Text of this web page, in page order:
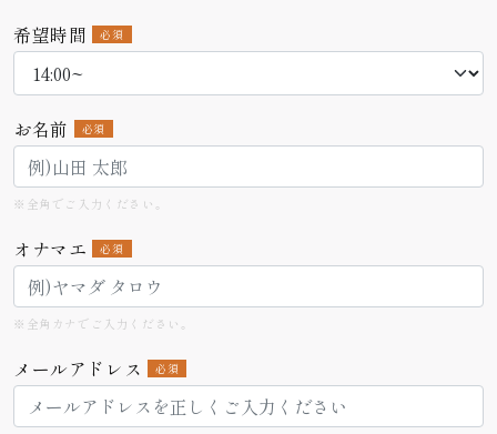
希望時間 必須
お名前 必須
※全角でご入力ください。
オナマエ 必須
※全角カナでご入力ください。
メールアドレス 必須